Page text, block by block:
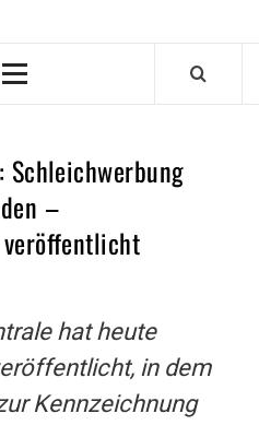
Primary
–
hat heute
in dem
Kennzeichnung